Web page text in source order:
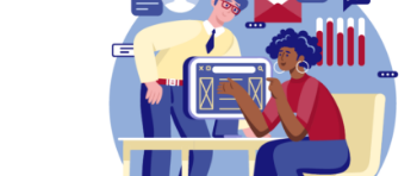
Econòmics i Socials
Organitzacions
Organitzacions
Coneix més